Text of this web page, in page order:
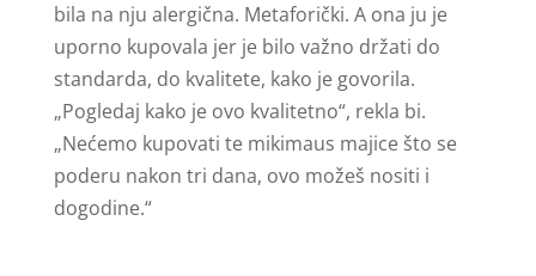
bila na nju alergična. Metaforički. A ona ju je
uporno kupovala jer je bilo važno držati do
standarda, do kvalitete, kako je govorila.
„Pogledaj kako je ovo kvalitetno“, rekla bi.
„Nećemo kupovati te mikimaus majice što se
poderu nakon tri dana, ovo možeš nositi i
dogodine.“